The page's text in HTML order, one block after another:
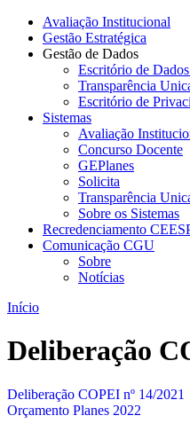
Avaliação Institucional
Gestão Estratégica
Gestão de Dados
Escritório de
Transparência
Escritório de
Sistemas
Avaliação
Concurso Docente
GEPlanes
Solicita
Transparência
Sobre os Sistemas
Recredenciamento
Comunicação CGU
Sobre
Notícias
Início
Deliberação
Deliberação COPEI nº 14/2021
Orçamento Planes 2022